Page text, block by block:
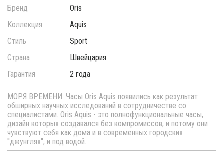
Бренд
Oris
Коллекция
Aquis
Стиль
Sport
Страна
Швейцария
Гарантия
2 года
МОРЯ ВРЕМЕНИ. Часы Oris Aquis появились как результат
обширных научных исследований в сотрудничестве со
специалистами. Oris Aquis - это полнофункциональные часы,
дизайн которых создавался без компромиссов, и потому они
чувствуют себя как дома и в современных городских
''джунглях'', и под водой.